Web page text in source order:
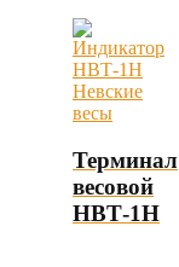
Терминал
весовой
НВТ-1Н